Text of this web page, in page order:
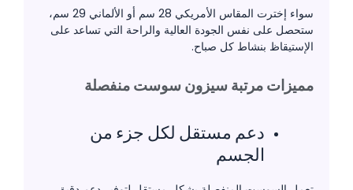
سواء إخترت المقاس الأمريكي 28 سم أو الألماني 29 سم،
ستحصل على نفس الجودة العالية والراحة التي تساعد على
الإستيقاظ بنشاط كل صباح.
مميزات مرتبة سيزون سوست منفصلة
دعم مستقل لكل جزء من
الجسم